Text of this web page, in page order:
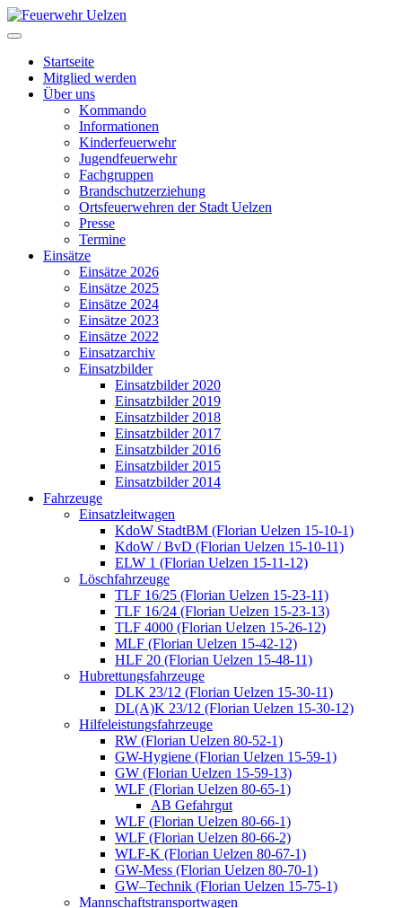
Startseite
Mitglied werden
Über uns
Kommando
Informationen
Kinderfeuerwehr
Jugendfeuerwehr
Fachgruppen
Brandschutzerziehung
Ortsfeuerwehren der Stadt Uelzen
Presse
Termine
Einsätze
Einsätze 2026
Einsätze 2025
Einsätze 2024
Einsätze 2023
Einsätze 2022
Einsatzarchiv
Einsatzbilder
Einsatzbilder 2020
Einsatzbilder 2019
Einsatzbilder 2018
Einsatzbilder 2017
Einsatzbilder 2016
Einsatzbilder 2015
Einsatzbilder 2014
Fahrzeuge
Einsatzleitwagen
KdoW StadtBM (Florian Uelzen 15-10-1)
KdoW / BvD (Florian Uelzen 15-10-11)
ELW 1 (Florian Uelzen 15-11-12)
Löschfahrzeuge
TLF 16/25 (Florian Uelzen 15-23-11)
TLF 16/24 (Florian Uelzen 15-23-13)
TLF 4000 (Florian Uelzen 15-26-12)
MLF (Florian Uelzen 15-42-12)
HLF 20 (Florian Uelzen 15-48-11)
Hubrettungsfahrzeuge
DLK 23/12 (Florian Uelzen 15-30-11)
DL(A)K 23/12 (Florian Uelzen 15-30-12)
Hilfeleistungsfahrzeuge
RW (Florian Uelzen 80-52-1)
GW-Hygiene (Florian Uelzen 15-59-1)
GW (Florian Uelzen 15-59-13)
WLF (Florian Uelzen 80-65-1)
AB Gefahrgut
WLF (Florian Uelzen 80-66-1)
WLF (Florian Uelzen 80-66-2)
WLF-K (Florian Uelzen 80-67-1)
GW-Mess (Florian Uelzen 80-70-1)
GW–Technik (Florian Uelzen 15-75-1)
Mannschaftstransportwagen